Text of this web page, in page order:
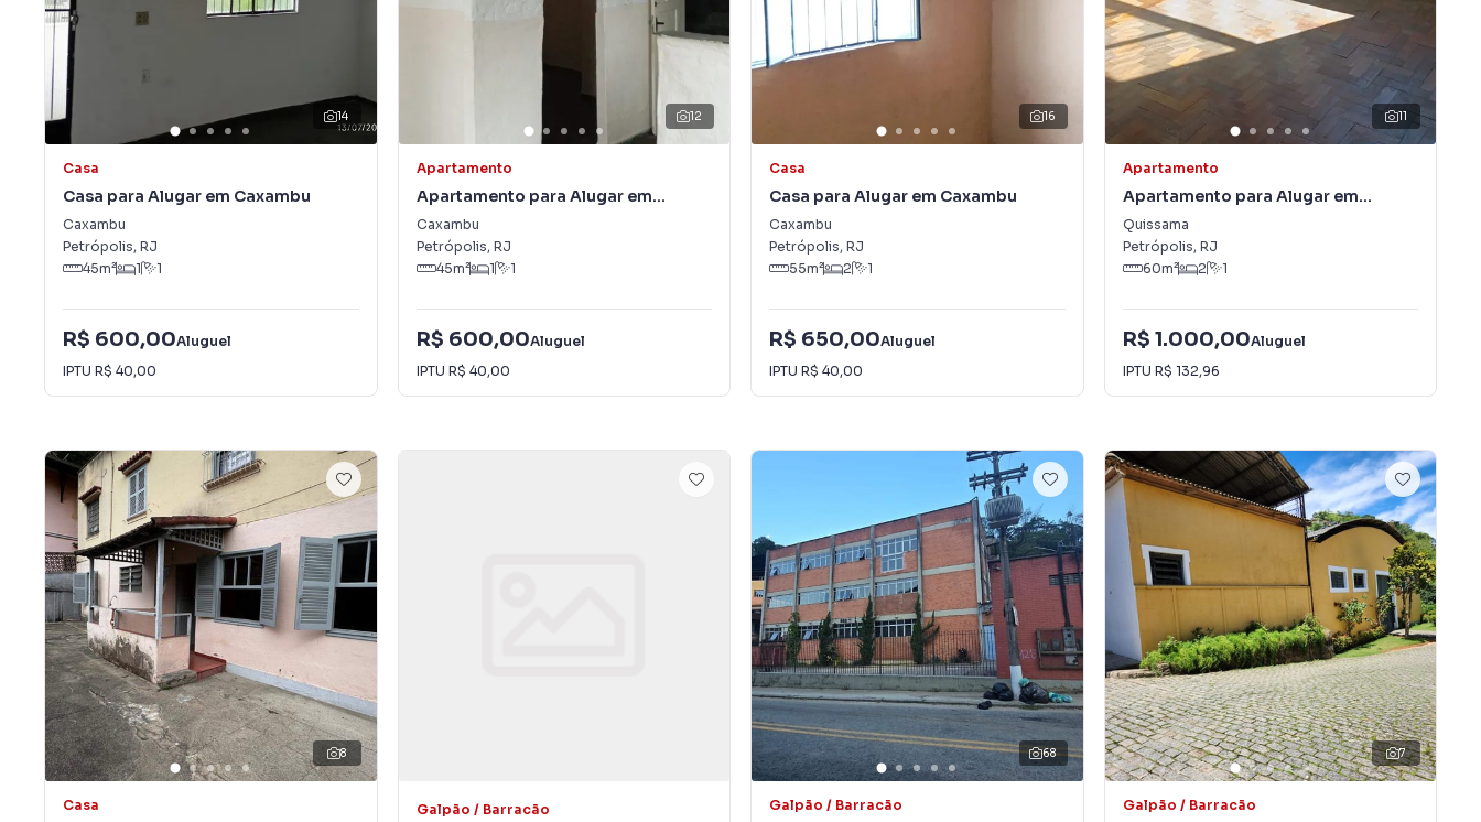
14
Casa
Casa para Alugar em Caxambu
Caxambu
Petrópolis, RJ
45m² 1 1
R$ 600,00Aluguel
IPTU R$ 40,00
12
Apartamento
Apartamento para Alugar em
Caxambu
Caxambu
Petrópolis, RJ
45m² 1 1
R$ 600,00Aluguel
IPTU R$ 40,00
16
Casa
Casa para Alugar em Caxambu
Caxambu
Petrópolis, RJ
55m² 2 1
R$ 650,00Aluguel
IPTU R$ 40,00
11
Apartamento
Apartamento para Alugar em
Quissama
Quissama
Petrópolis, RJ
60m² 2 1
R$ 1.000,00Aluguel
IPTU R$ 132,96
8
Casa Galpão / Barracão
68
Galpão / Barracão
7
Galpão / Barracão